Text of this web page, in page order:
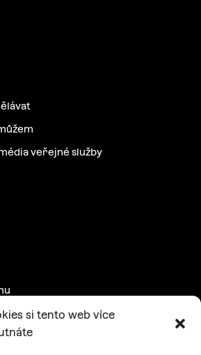
si tento web více
veřejné služby